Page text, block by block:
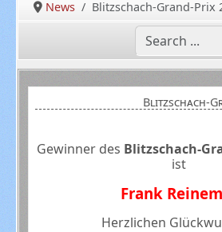
News Blitzschach-Grand-Prix
Blitzschach-
Gewinner des Blitzschach-
ist
Frank
Herzlichen